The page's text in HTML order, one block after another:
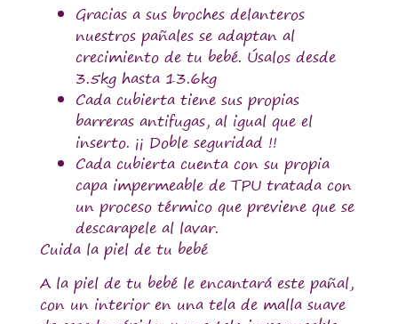
Gracias a sus broches delanteros
nuestros pañales se adaptan al
crecimiento de tu bebé. Úsalos desde
3.5kg hasta 13.6kg
Cada cubierta tiene sus propias
barreras antifugas, al igual que el
inserto. ¡¡ Doble seguridad !!
Cada cubierta cuenta con su propia
capa impermeable de TPU tratada con
un proceso térmico que previene que se
descarapele al lavar.
Cuida la piel de tu bebé
A la piel de tu bebé le encantará este pañal,
con un interior en una tela de malla suave